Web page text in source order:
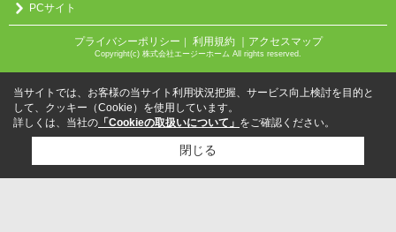
PCサイト
プライバシーポリシー ｜ 利用規約 ｜アクセスマップ
Copyright(c) 株式会社エージーホーム All rights reserved.
当サイトでは、お客様の当サイト利用状況把握、サービス向上検討を目的と
して、クッキー（Cookie）を使用しています。
詳しくは、当社の 「Cookieの取扱いについて」 をご確認ください。
閉じる